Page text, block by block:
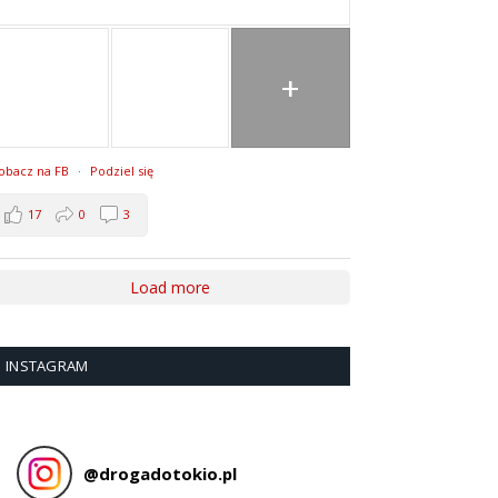
+
na FB · Podziel się
17 0 3
Load more
INSTAGRAM
@drogadotokio.pl